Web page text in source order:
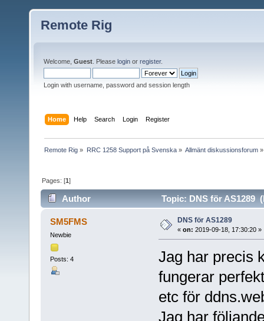
Remote Rig
Welcome, Guest . Please login or register.
Login with username, password and session length
Home Help Search Login Register
Remote Rig » RRC 1258 Support på Svenska» Allmänt diskussionsforum»
Pages: [1]
Author Topic: DNS för AS1289
SM5FMS
Newbie
Posts: 4
DNS för AS1289
« on: 2019-09-18, 17:30:20 »
Jag har precis
fungerar
etc för
Jag har